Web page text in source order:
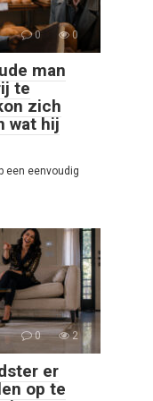
0 0
man
te
zich
wat hij
een eenvoudig
0 2
er
op te